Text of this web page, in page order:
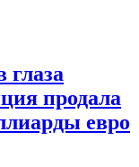
продала
евро